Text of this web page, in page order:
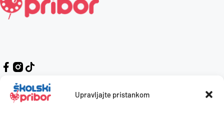
Upravljajte pristankom